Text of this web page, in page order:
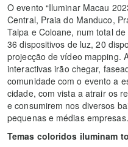
O evento “Iluminar Macau
Central, Praia do Manduco,
Taipa e Coloane, num total
36 dispositivos de luz, 20
projecção de vídeo mapping.
interactivas irão chegar,
comunidade com o evento a
cidade, com vista a atrair os
e consumirem nos diversos
pequenas e médias empresas.
Temas coloridos iluminam